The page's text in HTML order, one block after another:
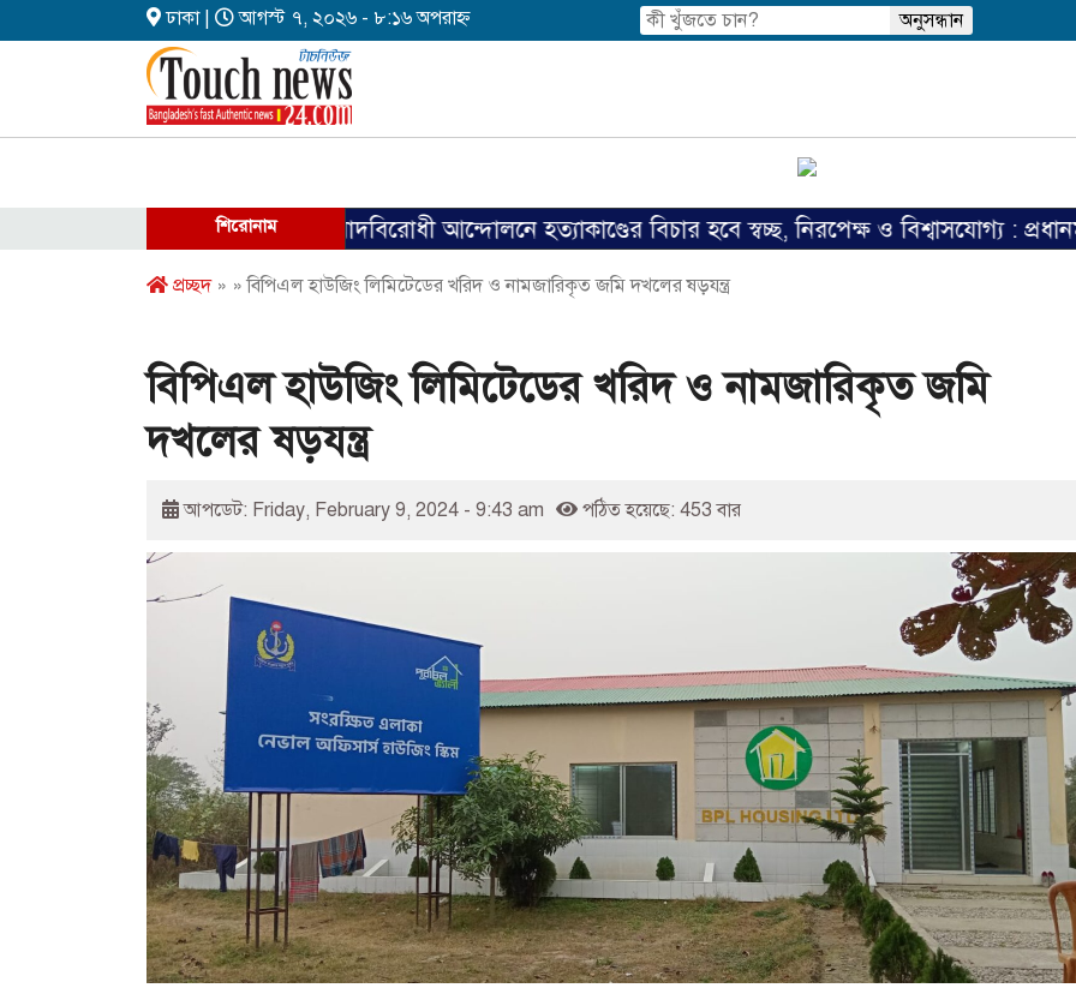
ঢাকা | আগস্ট ৭, ২০২৬ - ৮:১৬ অপরাহ্ন
শিরোনাম
ফ্যাসিবাদবিরোধী আন্দোলনে হত্যাকাণ্ডের বিচার হবে স্বচ্ছ, নিরপেক্ষ ও বিশ্বাসযোগ্য : প্রধানমন্ত্রী
প্রচ্ছদ» » বিপিএল হাউজিং লিমিটেডের খরিদ ও নামজারিকৃত জমি দখলের ষড়যন্ত্র
বিপিএল হাউজিং লিমিটেডের খরিদ ও নামজারিকৃত জমি
দখলের ষড়যন্ত্র
আপডেট: Friday, February 9, 2024 - 9:43 am পঠিত হয়েছে: 453 বার